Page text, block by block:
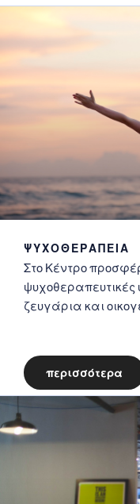
ΨΥΧΟΘΕΡΑΠΕΙΑ
Στο Κέντρο
ψυχοθεραπευτικές
ζευγάρια και
περισσότερα